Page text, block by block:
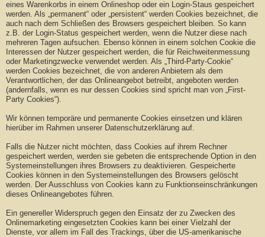
eines Warenkorbs in einem Onlineshop oder ein Login-Staus gespeichert
werden. Als „permanent“ oder „persistent“ werden Cookies bezeichnet, die
auch nach dem Schließen des Browsers gespeichert bleiben. So kann
z.B. der Login-Status gespeichert werden, wenn die Nutzer diese nach
mehreren Tagen aufsuchen. Ebenso können in einem solchen Cookie die
Interessen der Nutzer gespeichert werden, die für Reichweitenmessung
oder Marketingzwecke verwendet werden. Als „Third-Party-Cookie“
werden Cookies bezeichnet, die von anderen Anbietern als dem
Verantwortlichen, der das Onlineangebot betreibt, angeboten werden
(andernfalls, wenn es nur dessen Cookies sind spricht man von „First-
Party Cookies“).
Wir können temporäre und permanente Cookies einsetzen und klären
hierüber im Rahmen unserer Datenschutzerklärung auf.
Falls die Nutzer nicht möchten, dass Cookies auf ihrem Rechner
gespeichert werden, werden sie gebeten die entsprechende Option in den
Systemeinstellungen ihres Browsers zu deaktivieren. Gespeicherte
Cookies können in den Systemeinstellungen des Browsers gelöscht
werden. Der Ausschluss von Cookies kann zu Funktionseinschränkungen
dieses Onlineangebotes führen.
Ein genereller Widerspruch gegen den Einsatz der zu Zwecken des
Onlinemarketing eingesetzten Cookies kann bei einer Vielzahl der
Dienste, vor allem im Fall des Trackings, über die US-amerikanische